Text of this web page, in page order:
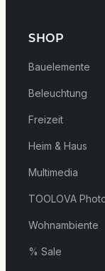
SHOP
Bauelemente
Beleuchtung
Freizeit
Heim & Haus
Multimedia
TOOLOVA
Wohnambiente
% Sale